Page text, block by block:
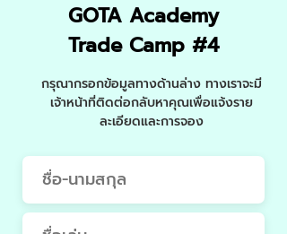
GOTA Academy
Trade Camp #4
กรุณากรอกข้อมูลทางด้านล่าง ทางเราจะมี
เจ้าหน้าที่ติดต่อกลับหาคุณเพื่อแจ้งราย
ละเอียดและการจอง